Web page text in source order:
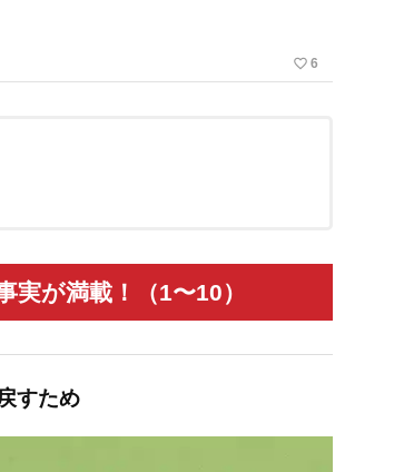
favorite_border 6
が満載！（1〜10）
すため